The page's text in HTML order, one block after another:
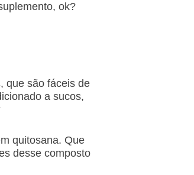
ok?
que são fáceis de
a sucos,
quitosana. Que
desse composto